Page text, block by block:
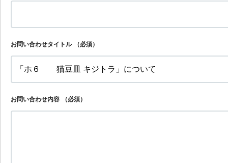
お問い合わせタイトル （必須）
お問い合わせ内容 （必須）